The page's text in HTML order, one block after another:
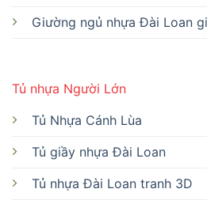
Tủ nhựa Người Lớn
Tủ Nhựa Cánh Lùa
Tủ giầy nhựa Đài Loan
Tủ nhựa Đài Loan tranh 3D
Giường ngủ nhựa Đài Loan